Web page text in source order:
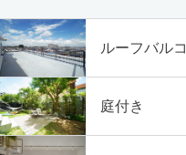
ルーフバル
庭付き